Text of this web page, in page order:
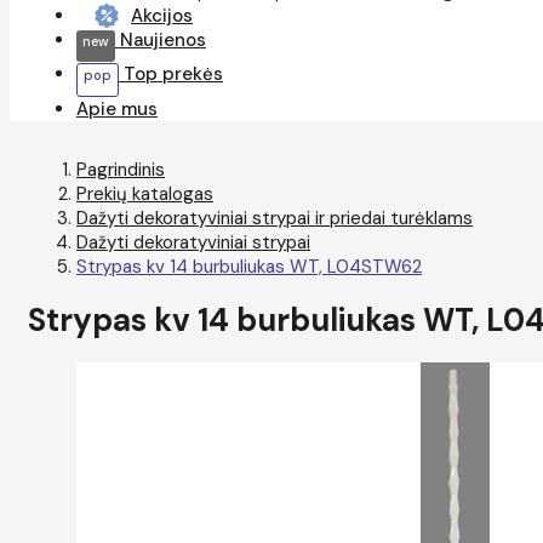
Akcijos
Naujienos
Top prekės
Apie mus
Pagrindinis
Prekių katalogas
Dažyti dekoratyviniai strypai ir priedai turėklams
Dažyti dekoratyviniai strypai
Strypas kv 14 burbuliukas WT, L04STW62
Strypas kv 14 burbuliukas WT,